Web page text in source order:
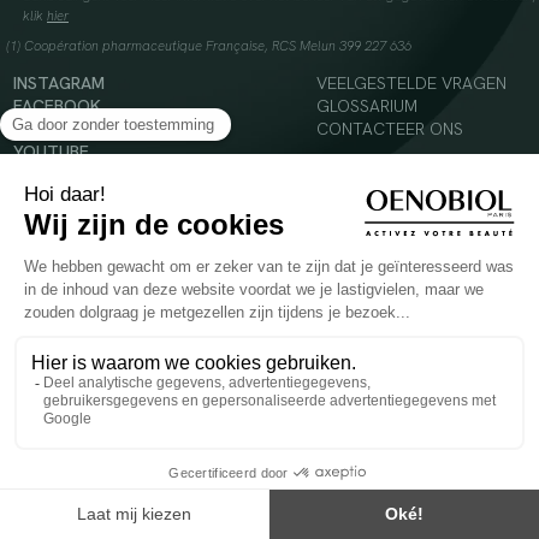
klik hier
(1) Coopération pharmaceutique Française, RCS Melun 399 227 636
INSTAGRAM
FACEBOOK
TIKTOK
YOUTUBE
VEELGESTELDE VRAGEN
GLOSSARIUM
CONTACTEER ONS
Voedingssupplement dat moet worden geconsumeerd als onderdeel van een gevarieerde,
evenwichtige voeding en een gezonde levensstijl. Aanbevolen dagelijkse dosis niet
overschrijden. Enkel voor volwassenen, buiten het bereik van kinderen houden.